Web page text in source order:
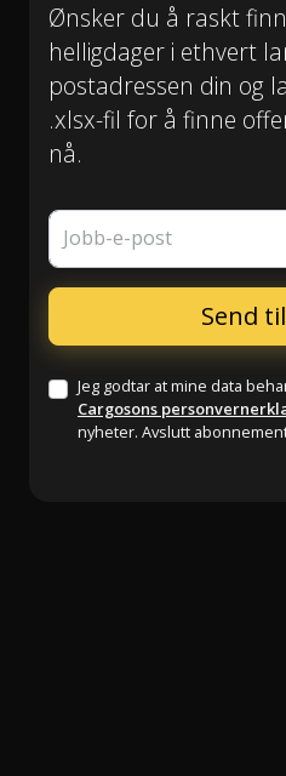
Ønsker du å raskt
helligdager i ethvert
postadressen din og
.xlsx-fil for å finne
nå.
Jobb-e-post
Jeg godtar at mine data
Cargosons
nyheter. Avslutt